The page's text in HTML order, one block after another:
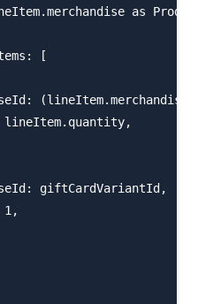
as
[
(lineItem.merchandise
giftCardVariantId,
1,